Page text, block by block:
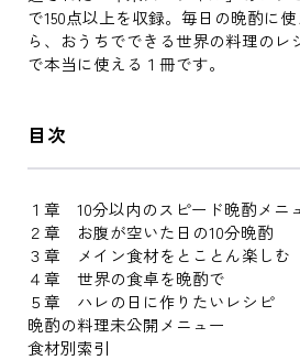
で150点以上を収録。毎日の晩酌に
ら、おうちでできる世界の料理のレ
で本当に使える１冊です。
目次
１章 10分以内のスピード晩酌メニ
２章 お腹が空いた日の10分晩酌
３章 メイン食材をとことん楽しむ
４章 世界の食卓を晩酌で
５章 ハレの日に作りたいレシピ
晩酌の料理未公開メニュー
食材別索引